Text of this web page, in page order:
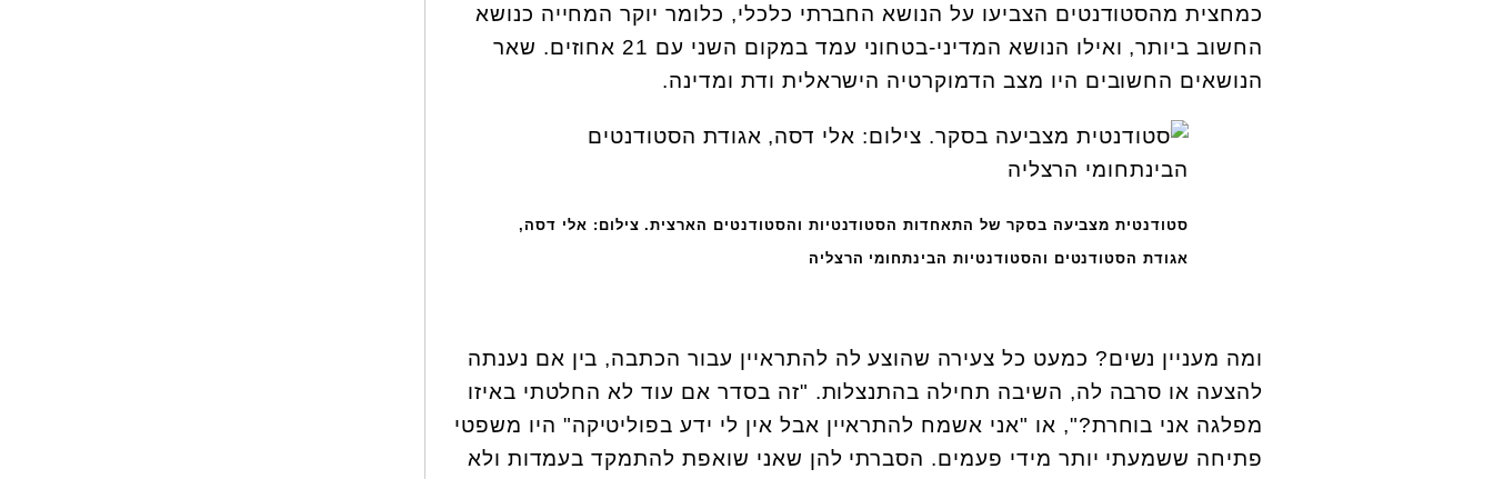
כמחצית מהסטודנטים הצביעו על הנושא החברתי כלכלי, כלומר יוקר המחייה כנושא
החשוב ביותר, ואילו הנושא המדיני-בטחוני עמד במקום השני עם 21 אחוזים. שאר
הנושאים החשובים היו מצב הדמוקרטיה הישראלית ודת ומדינה.
סטודנטית מצביעה בסקר של התאחדות הסטודנטיות והסטודנטים הארצית. צילום: אלי דסה,
אגודת הסטודנטים והסטודנטיות הבינתחומי הרצליה
ומה מעניין נשים? כמעט כל צעירה שהוצע לה להתראיין עבור הכתבה, בין אם נענתה
להצעה או סרבה לה, השיבה תחילה בהתנצלות. "זה בסדר אם עוד לא החלטתי באיזו
מפלגה אני בוחרת?", או "אני אשמח להתראיין אבל אין לי ידע בפוליטיקה" היו משפטי
פתיחה ששמעתי יותר מידי פעמים. הסברתי להן שאני שואפת להתמקד בעמדות ולא